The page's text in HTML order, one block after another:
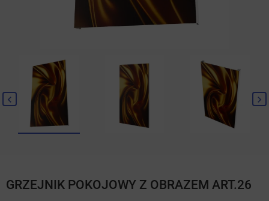
GRZEJNIK POKOJOWY Z OBRAZEM ART.26